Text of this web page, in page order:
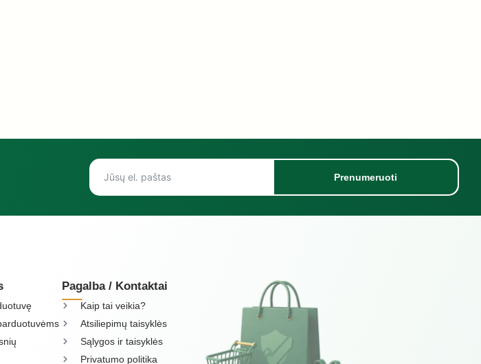
Prenumeruoti
Pagalba / Kontaktai
Kaip tai veikia?
Atsiliepimų taisyklės
Sąlygos ir taisyklės
Privatumo politika